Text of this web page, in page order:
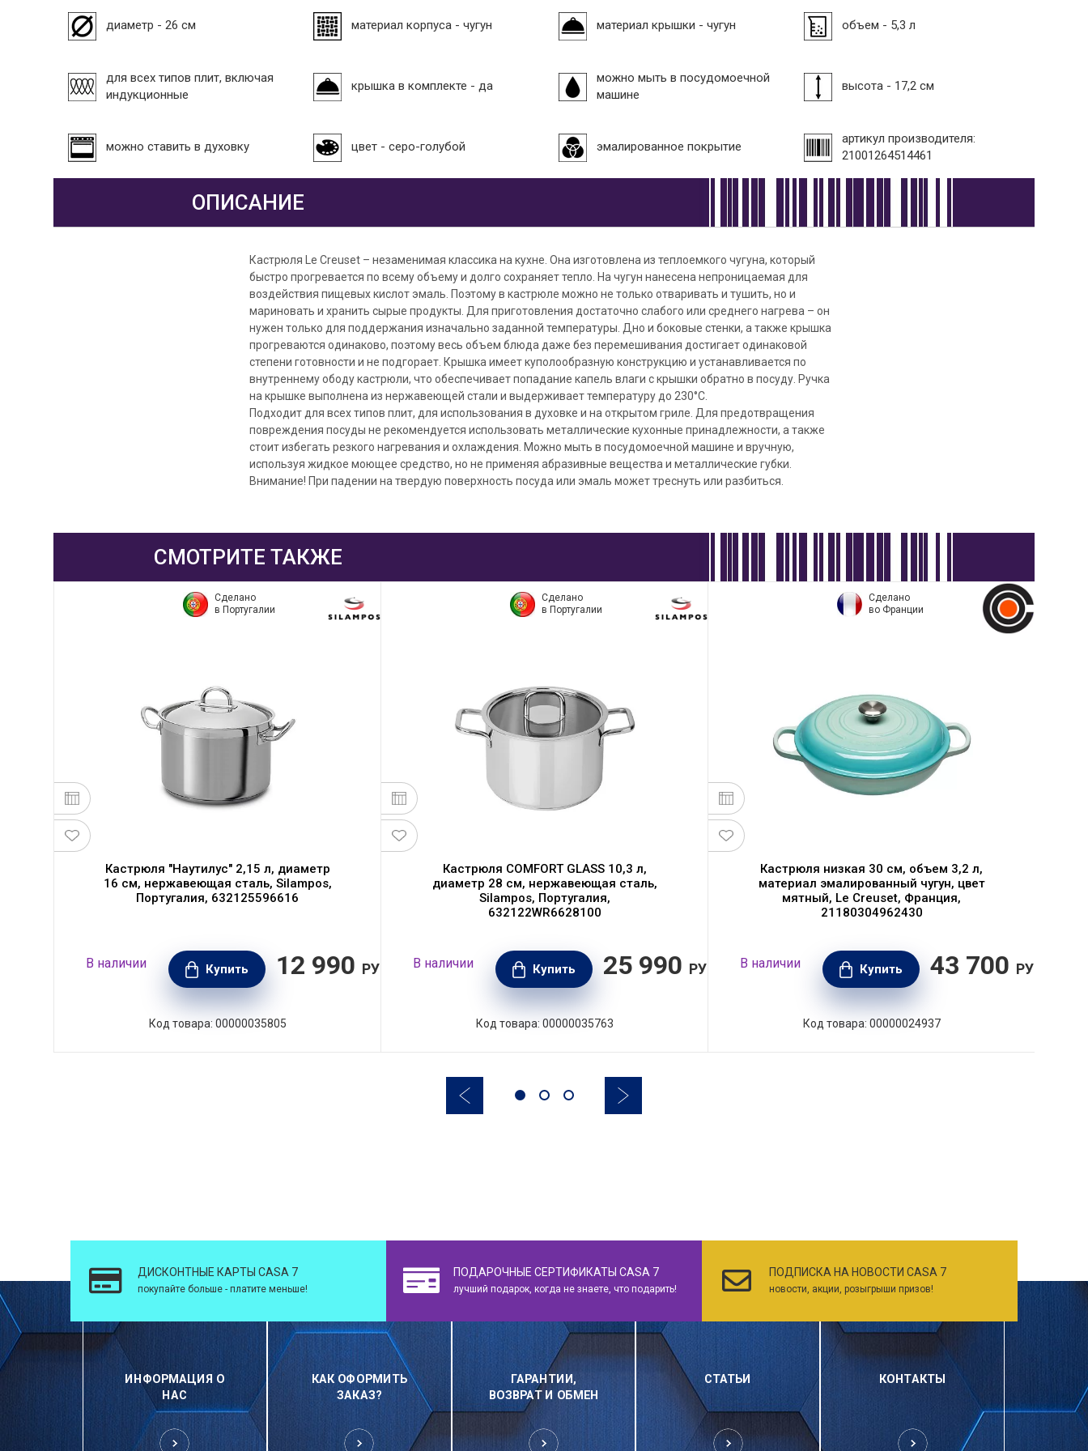
диаметр - 26 см материал корпуса - чугун материал крышки - чугун объем - 5,3 л
для всех типов плит, включая
индукционные
крышка в комплекте - да
можно мыть в посудомоечной
машине
высота - 17,2 см
можно ставить в духовку цвет - серо-голубой эмалированное покрытие
артикул производителя:
21001264514461
ОПИСАНИЕ
Кастрюля Le Creuset – незаменимая классика на кухне. Она изготовлена из теплоемкого чугуна, который
быстро прогревается по всему объему и долго сохраняет тепло. На чугун нанесена непроницаемая для
воздействия пищевых кислот эмаль. Поэтому в кастрюле можно не только отваривать и тушить, но и
мариновать и хранить сырые продукты. Для приготовления достаточно слабого или среднего нагрева – он
нужен только для поддержания изначально заданной температуры. Дно и боковые стенки, а также крышка
прогреваются одинаково, поэтому весь объем блюда даже без перемешивания достигает одинаковой
степени готовности и не подгорает. Крышка имеет куполообразную конструкцию и устанавливается по
внутреннему ободу кастрюли, что обеспечивает попадание капель влаги с крышки обратно в посуду. Ручка
на крышке выполнена из нержавеющей стали и выдерживает температуру до 230°С.
Подходит для всех типов плит, для использования в духовке и на открытом гриле. Для предотвращения
повреждения посуды не рекомендуется использовать металлические кухонные принадлежности, а также
стоит избегать резкого нагревания и охлаждения. Можно мыть в посудомоечной машине и вручную,
используя жидкое моющее средство, но не применяя абразивные вещества и металлические губки.
Внимание! При падении на твердую поверхность посуда или эмаль может треснуть или разбиться.
СМОТРИТЕ ТАКЖЕ
Сделано
в Португалии
Кастрюля "Наутилус" 2,15 л, диаметр
16 см, нержавеющая сталь, Silampos,
Португалия, 632125596616
В наличии Купить 12 990 РУБ.
Код товара: 00000035805
Сделано
в Португалии
Кастрюля COMFORT GLASS 10,3 л,
диаметр 28 см, нержавеющая сталь,
Silampos, Португалия,
632122WR6628100
В наличии Купить 25 990 РУБ.
Код товара: 00000035763
Сделано
во Франции
Кастрюля низкая 30 см, объем 3,2 л,
материал эмалированный чугун, цвет
мятный, Le Creuset, Франция,
21180304962430
В наличии Купить 43 700 РУБ.
Код товара: 00000024937
ДИСКОНТНЫЕ КАРТЫ CASA 7
покупайте больше - платите меньше!
ПОДАРОЧНЫЕ СЕРТИФИКАТЫ CASA 7
лучший подарок, когда не знаете, что подарить!
ПОДПИСКА НА НОВОСТИ CASA 7
новости, акции, розыгрыши призов!
ИНФОРМАЦИЯ О
НАС
КАК ОФОРМИТЬ
ЗАКАЗ?
ГАРАНТИИ,
ВОЗВРАТ И ОБМЕН
СТАТЬИ КОНТАКТЫ